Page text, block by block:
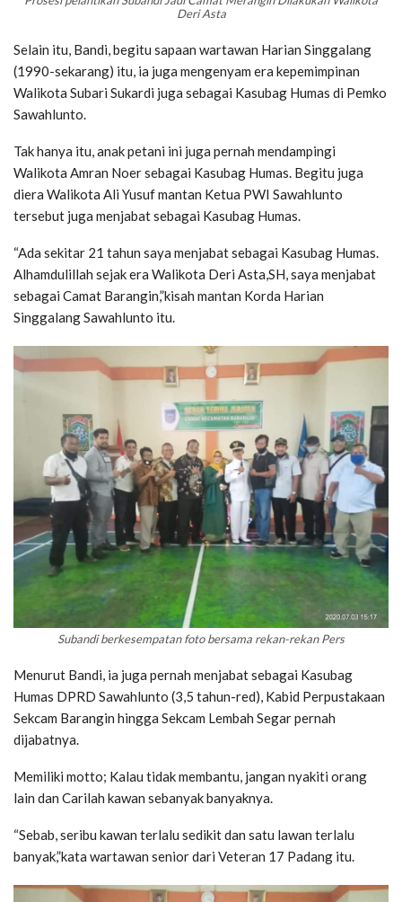
Deri Asta
Selain itu, Bandi, begitu sapaan wartawan Harian Singgalang
(1990-sekarang) itu, ia juga mengenyam era kepemimpinan
Walikota Subari Sukardi juga sebagai Kasubag Humas di Pemko
Sawahlunto.
Tak hanya itu, anak petani ini juga pernah mendampingi
Walikota Amran Noer sebagai Kasubag Humas. Begitu juga
diera Walikota Ali Yusuf mantan Ketua PWI Sawahlunto
tersebut juga menjabat sebagai Kasubag Humas.
“Ada sekitar 21 tahun saya menjabat sebagai Kasubag Humas.
Alhamdulillah sejak era Walikota Deri Asta,SH, saya menjabat
sebagai Camat Barangin,”kisah mantan Korda Harian
Singgalang Sawahlunto itu.
Subandi berkesempatan foto bersama rekan-rekan Pers
Menurut Bandi, ia juga pernah menjabat sebagai Kasubag
Humas DPRD Sawahlunto (3,5 tahun-red), Kabid Perpustakaan
Sekcam Barangin hingga Sekcam Lembah Segar pernah
dijabatnya.
Memiliki motto; Kalau tidak membantu, jangan nyakiti orang
lain dan Carilah kawan sebanyak banyaknya.
“Sebab, seribu kawan terlalu sedikit dan satu lawan terlalu
banyak,”kata wartawan senior dari Veteran 17 Padang itu.